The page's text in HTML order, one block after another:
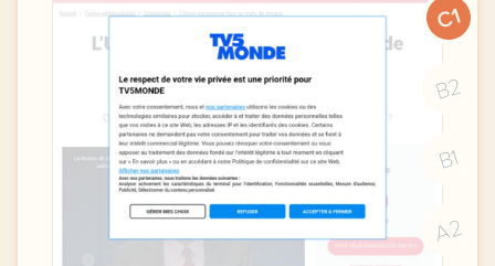
C1
B2
B1
A2